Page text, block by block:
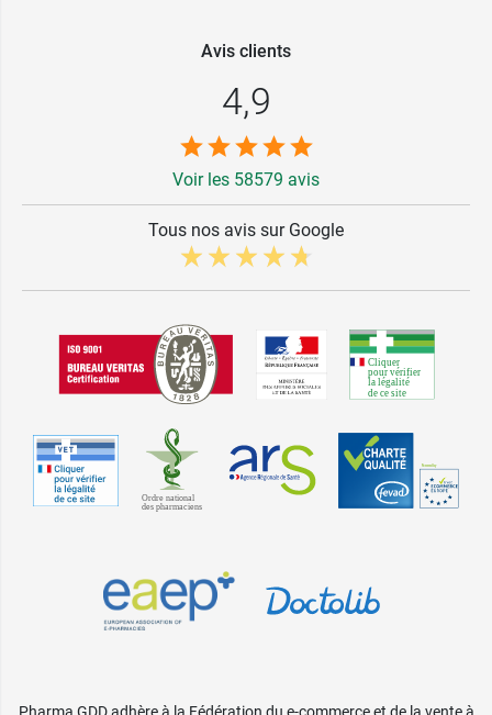
Avis clients
4,9
Voir les 58579 avis
Tous nos avis sur Google